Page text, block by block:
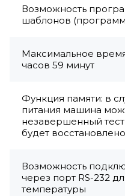
Возможность
шаблонов
Максимальное
часов 59 минут
Функция памяти: в
питания машина
незавершенный
будет восстановлено
Возможность
через порт RS-232
температуры